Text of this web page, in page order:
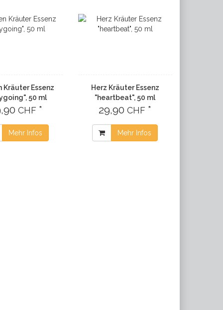
Kräuter Essenz
50 ml
CHF *
Mehr Infos
Herz Kräuter Essenz
"heartbeat", 50 ml
29,90CHF *
Mehr Infos